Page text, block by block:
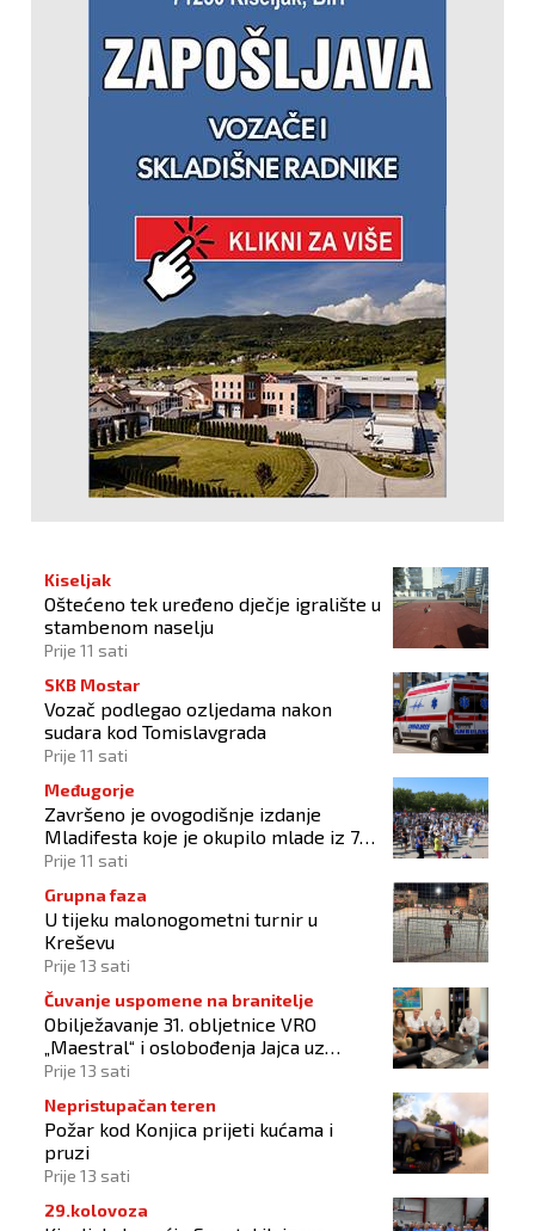
Kiseljak
Oštećeno tek uređeno dječje igralište u
stambenom naselju
Prije 11 sati
SKB Mostar
Vozač podlegao ozljedama nakon
sudara kod Tomislavgrada
Prije 11 sati
Međugorje
Završeno je ovogodišnje izdanje
Mladifesta koje je okupilo mlade iz 73
zemlje svijeta
Prije 11 sati
Grupna faza
U tijeku malonogometni turnir u
Kreševu
Prije 13 sati
Čuvanje uspomene na branitelje
Obilježavanje 31. obljetnice VRO
„Maestral“ i oslobođenja Jajca uz
pokroviteljstvo HNS-a BiH
Prije 13 sati
Nepristupačan teren
Požar kod Konjica prijeti kućama i
pruzi
Prije 13 sati
29.kolovoza